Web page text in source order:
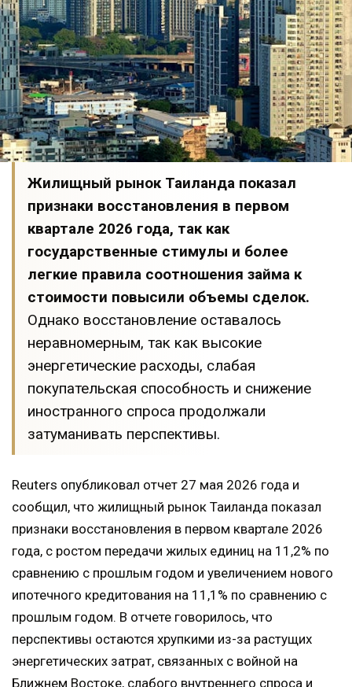
Жилищный рынок Таиланда показал
признаки восстановления в первом
квартале 2026 года, так как
государственные стимулы и более
легкие правила соотношения займа к
стоимости повысили объемы сделок.
Однако восстановление оставалось
неравномерным, так как высокие
энергетические расходы, слабая
покупательская способность и снижение
иностранного спроса продолжали
затуманивать перспективы.
Reuters опубликовал отчет 27 мая 2026 года и
сообщил, что жилищный рынок Таиланда показал
признаки восстановления в первом квартале 2026
года, с ростом передачи жилых единиц на 11,2% по
сравнению с прошлым годом и увеличением нового
ипотечного кредитования на 11,1% по сравнению с
прошлым годом. В отчете говорилось, что
перспективы остаются хрупкими из-за растущих
энергетических затрат, связанных с войной на
Ближнем Востоке, слабого внутреннего спроса и